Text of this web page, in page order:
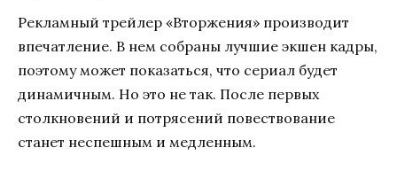
Рекламный трейлер «Вторжения» производит
впечатление. В нем собраны лучшие экшен кадры,
поэтому может показаться, что сериал будет
динамичным. Но это не так. После первых
столкновений и потрясений повествование
станет неспешным и медленным.